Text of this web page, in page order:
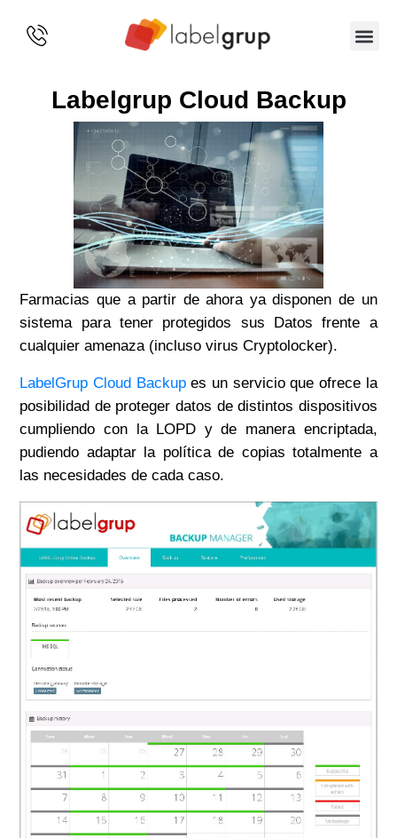
Labelgrup Cloud Backup
Farmacias que a partir de ahora ya disponen de un
sistema para tener protegidos sus Datos frente a
cualquier amenaza (incluso virus Cryptolocker).
LabelGrup Cloud Backupes un servicio que ofrece la
posibilidad de proteger datos de distintos dispositivos
cumpliendo con la LOPD y de manera encriptada,
pudiendo adaptar la política de copias totalmente a
las necesidades de cada caso.